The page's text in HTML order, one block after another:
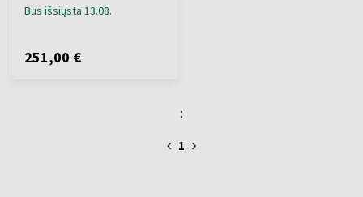
Bus išsiųsta 13.08.
251,00 €
:
1